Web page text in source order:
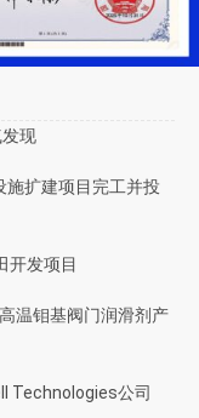
现
施扩建项目完工并投
开发项目
温钼基阀门润滑剂产
Technologies公司